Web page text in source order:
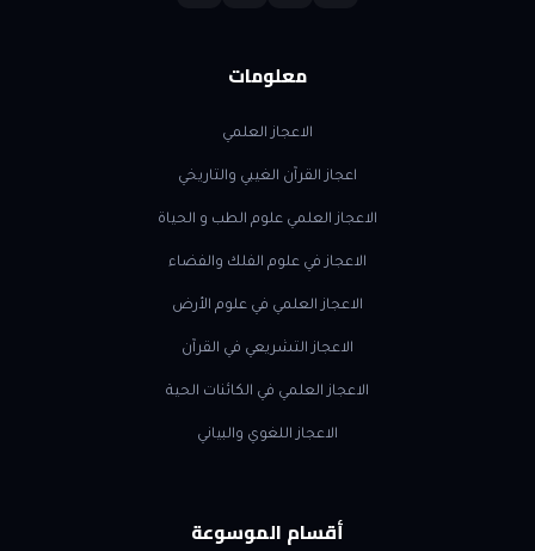
معلومات
الاعجاز العلمي
اعجاز القرآن الغيبي والتاريخي
الاعجاز العلمي علوم الطب و الحياة
الاعجاز في علوم الفلك والفضاء
الاعجاز العلمي في علوم الأرض
الاعجاز التشريعي في القرآن
الاعجاز العلمي في الكائنات الحية
الاعجاز اللغوي والبياني
أقسام الموسوعة